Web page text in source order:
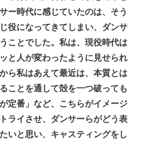
ー時代に感じていたのは、そう
役になってきてしまい、ダンサ
ことでした。私は、現役時代は
と人が変わったように見せられ
ら私はあえて最近は、本質とは
ことを通して殻を一つ破っても
定番」など、こちらがイメージ
ライさせ、ダンサーらがどう表
いと思い、キャスティングをし